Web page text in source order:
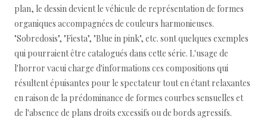
plan, le dessin devient le véhicule de représentation de formes
organiques accompagnées de couleurs harmonieuses.
"Sobredosis", "Fiesta", "Blue in pink", etc. sont quelques exemples
qui pourraient être catalogués dans cette série. L'usage de
l'horror vacui charge d'informations ces compositions qui
résultent épuisantes pour le spectateur tout en étant relaxantes
en raison de la prédominance de formes courbes sensuelles et
de l'absence de plans droits excessifs ou de bords agressifs.